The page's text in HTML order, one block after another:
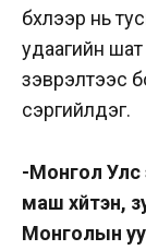
бүхлээр нь
удаагийн
зэврэлтээс
сэргийлдэг.
-Монгол Улс
маш хүйтэн,
Монголын